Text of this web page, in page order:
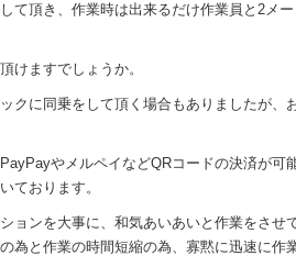
て頂き、作業時は出来るだけ作業員と2メ
けますでしょうか。
クに同乗をして頂く場合もありましたが、
やメルペイなどQRコードの決済が可
ております。
ョンを大事に、和気あいあいと作業をさせ
為と作業の時間短縮の為、寡黙に迅速に作